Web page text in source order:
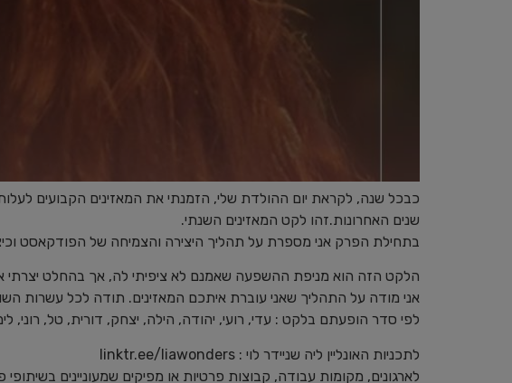
שנים האחרונות.זהו לקט המאזינים השנתי.
בתחילת הפרק אני מספרת על תהליך היצירה והצמיחה של הפודקאסט
הלקט הזה הוא מניפת ההשפעה שאמנם לא ציפיתי לה, אך בהחלט יצרתי
אני מודה על התהליך שאני עוברת איתכם המאזינים. תודה לכל עשרות
לפי סדר הופעתם בלקט : עדי, רועי, יהודה, הילה, יצחק, דורית, טל,
לתכניות האונליין ליה שניידר לוי : ⁠⁠⁠⁠⁠linktr.ee/liawonders⁠⁠⁠⁠⁠
לארגונים, מקומות עבודה, קבוצות פרטיות או מפיקים שמעוניינים